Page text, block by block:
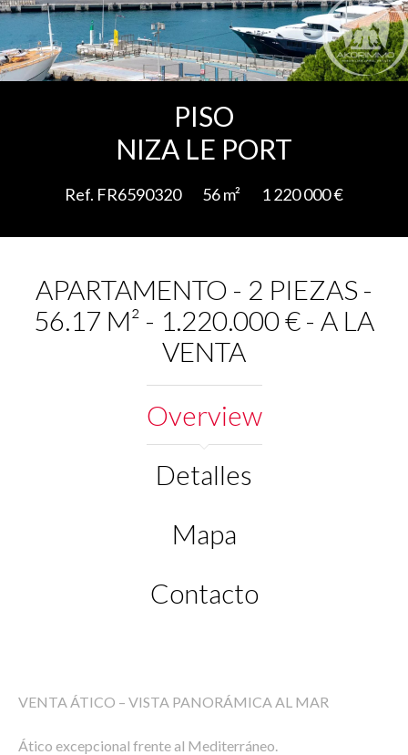
PISO
NIZA LE PORT
Ref. FR6590320 56 m² 1 220 000 €
APARTAMENTO - 2 PIEZAS -
56.17 M² - 1.220.000 € - A LA
VENTA
Overview
Detalles
Mapa
Contacto
VENTA ÁTICO – VISTA PANORÁMICA AL MAR
Ático excepcional frente al Mediterráneo.